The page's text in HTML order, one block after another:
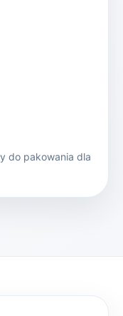
do pakowania dla